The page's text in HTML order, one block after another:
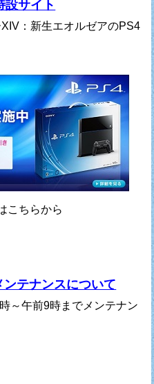
サイト
：新生エオルゼアのPS4
こちらから
テナンスについて
～午前9時までメンテナン